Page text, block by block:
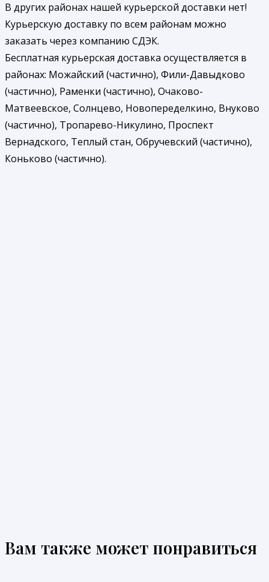
В других районах нашей курьерской доставки нет!
Курьерскую доставку по всем районам можно
заказать через компанию СДЭК.
Бесплатная курьерская доставка осуществляется в
районах: Можайский (частично), Фили-Давыдково
(частично), Раменки (частично), Очаково-
Матвеевское, Солнцево, Новопеределкино, Внуково
(частично), Тропарево-Никулино, Проспект
Вернадского, Теплый стан, Обручевский (частично),
Коньково (частично).
Вам также может понравиться